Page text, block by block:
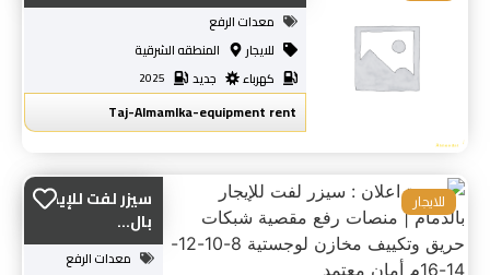
معدات الرفع
للايجار
المنطقه الشرقية
كهرباء
جديد 2025
Taj-Almamlka-equipment rent
سيزر لفت للإيجار
بال...
معدات الرفع
للايجار